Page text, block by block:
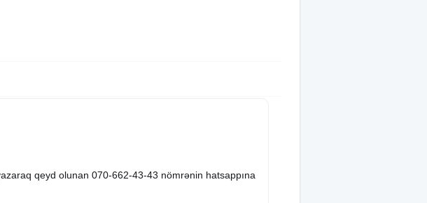
qeyd olunan 070-662-43-43 nömrənin hatsappına